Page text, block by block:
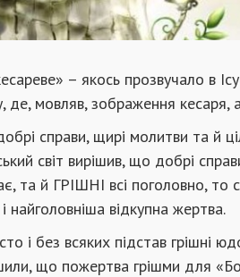
– якось прозвучало в
де, мовляв, зображення кесаря,
справи, щирі молитви та й
світ вирішив, що добрі
та й ГРІШНІ всі поголовно,
відкупна жертва.
і без всяких підстав грішні
що пожертва грішми для